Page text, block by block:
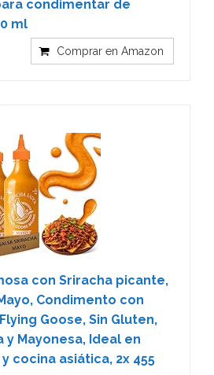
condimentar de
ml
Comprar en Amazon
con Sriracha picante,
Condimento con
Goose, Sin Gluten,
y Mayonesa, Ideal en
cocina asiática, 2x 455